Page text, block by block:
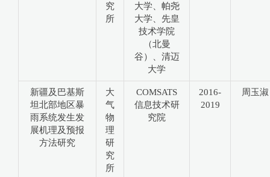
究
所
大学、帕尧
大学、先皇
技术学院
（北曼
谷）、清迈
大学
新疆及巴基斯
坦北部地区暴
雨系统发生发
展机理及预报
方法研究
大
气
物
理
研
究
所
COMSATS
信息技术研
究院
2016-
2019
周玉淑